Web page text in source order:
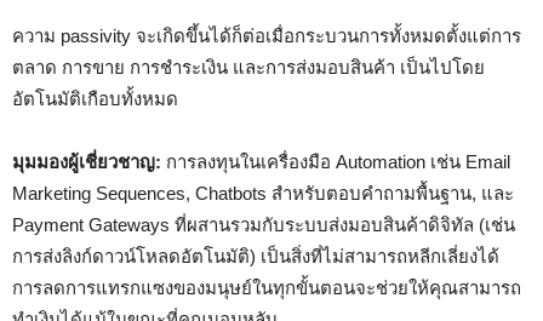
ความ passivity จะเกิดขึ้นได้ก็ต่อเมื่อกระบวนการทั้งหมดตั้งแต่การ
ตลาด การขาย การชำระเงิน และการส่งมอบสินค้า เป็นไปโดย
อัตโนมัติเกือบทั้งหมด
มุมมองผู้เชี่ยวชาญ: การลงทุนในเครื่องมือ Automation เช่น Email
Marketing Sequences, Chatbots สำหรับตอบคำถามพื้นฐาน, และ
Payment Gateways ที่ผสานรวมกับระบบส่งมอบสินค้าดิจิทัล (เช่น
การส่งลิงก์ดาวน์โหลดอัตโนมัติ) เป็นสิ่งที่ไม่สามารถหลีกเลี่ยงได้
การลดการแทรกแซงของมนุษย์ในทุกขั้นตอนจะช่วยให้คุณสามารถ